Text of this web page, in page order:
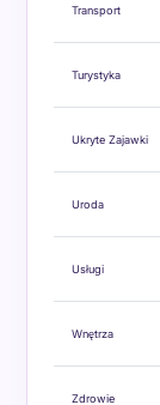
Transport
Turystyka
Ukryte Zajawki
Uroda
Usługi
Wnętrza
Zdrowie